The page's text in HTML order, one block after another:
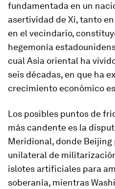
fundamentada en un
asertividad de Xi, tanto
en el vecindario,
hegemonía
cual Asia oriental ha
seis décadas, en que ha
crecimiento económico
Los posibles puntos de
más candente es la
Meridional, donde
unilateral de
islotes artificiales para
soberanía, mientras